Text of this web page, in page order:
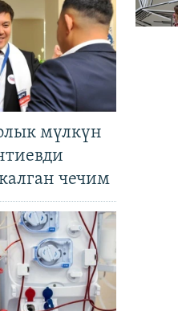
мүлкүн
чечим